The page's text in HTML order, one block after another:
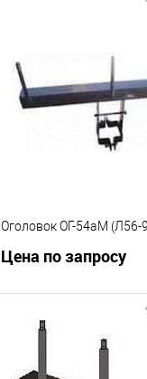
Оголовок ОГ-54аМ (Л56-
Цена по запросу
Запросить
Купить в 1 клик